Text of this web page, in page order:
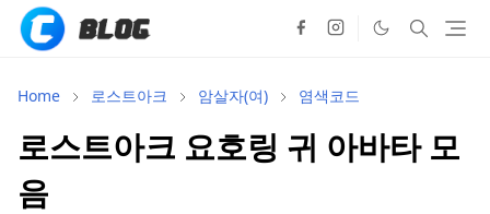
Home 로스트아크 암살자(여) 염색코드
로스트아크 요호링 귀 아바타 모
음